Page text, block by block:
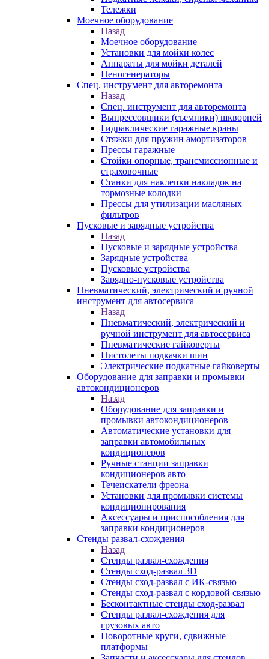
Тележки
Моечное оборудование
Назад
Моечное оборудование
Установки для мойки колес
Аппараты для мойки деталей
Пеногенераторы
Спец. инструмент для авторемонта
Назад
Спец. инструмент для авторемонта
Выпрессовщики (съемники) шкворней
Гидравлические гаражные краны
Стяжки для пружин амортизаторов
Прессы гаражные
Стойки опорные, трансмиссионные и
страховочные
Станки для наклепки накладок на
тормозные колодки
Прессы для утилизации масляных
фильтров
Пусковые и зарядные устройства
Назад
Пусковые и зарядные устройства
Зарядные устройства
Пусковые устройства
Зарядно-пусковые устройства
Пневматический, электрический и ручной
инструмент для автосервиса
Назад
Пневматический, электрический и
ручной инструмент для автосервиса
Пневматические гайковерты
Пистолеты подкачки шин
Электрические подкатные гайковерты
Оборудование для заправки и промывки
автокондиционеров
Назад
Оборудование для заправки и
промывки автокондиционеров
Автоматические установки для
заправки автомобильных
кондиционеров
Ручные станции заправки
кондиционеров авто
Течеискатели фреона
Установки для промывки системы
кондиционирования
Аксессуары и приспособления для
заправки кондиционеров
Стенды развал-схождения
Назад
Стенды развал-схождения
Стенды сход-развал 3D
Стенды сход-развал с ИК-связью
Стенды сход-развал с кордовой связью
Бесконтактные стенды сход-развал
Стенды развал-схождения для
грузовых авто
Поворотные круги, сдвижные
платформы